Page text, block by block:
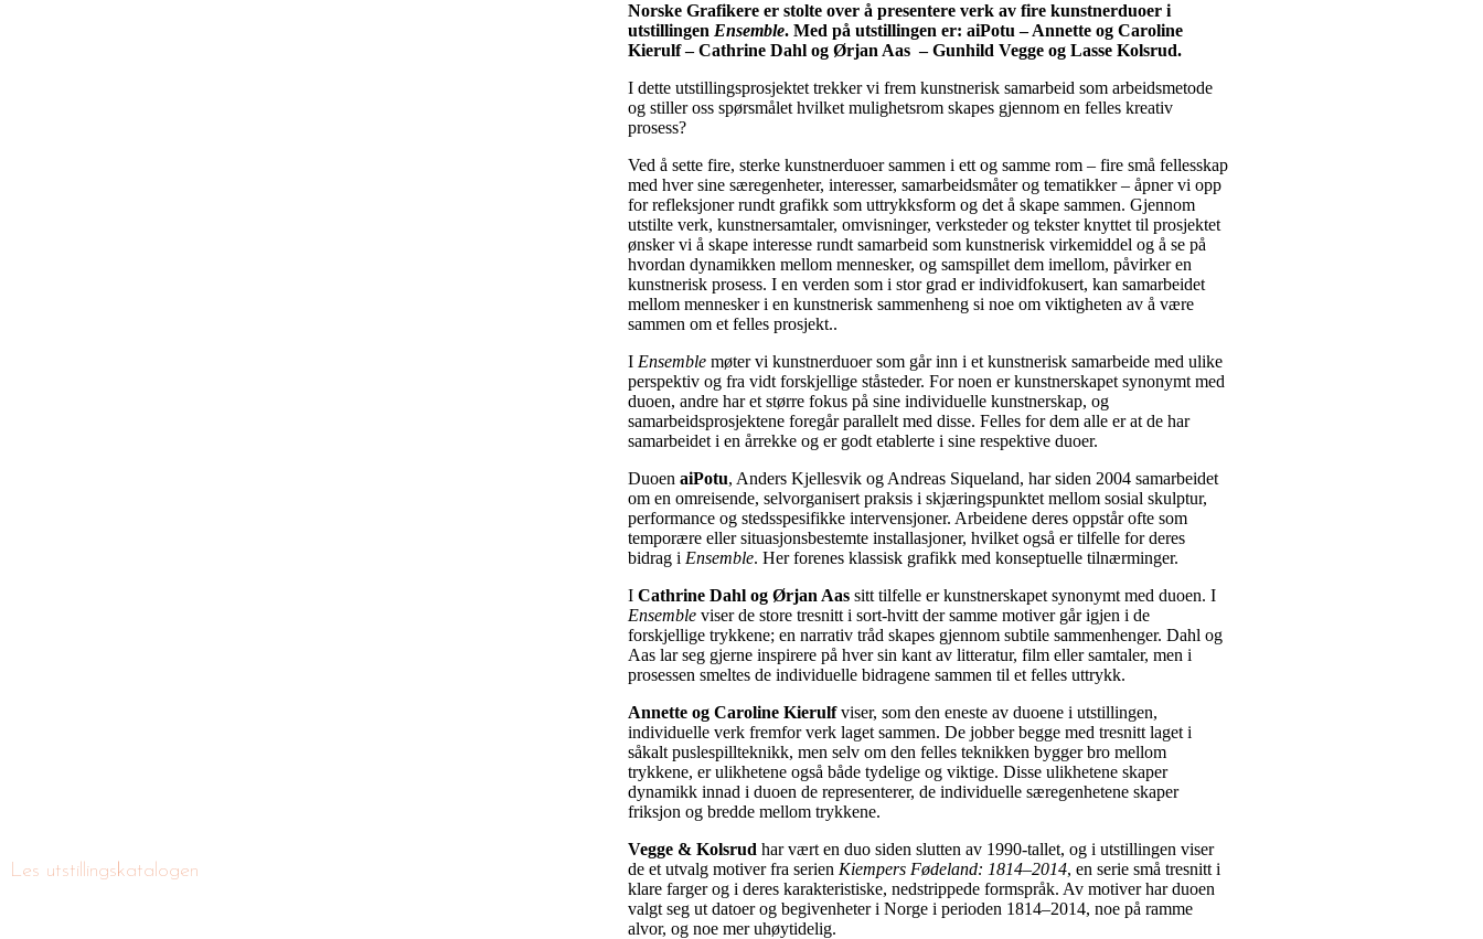
Les utstillingskatalogen
Norske Grafikere er stolte over å presentere verk av fire kunstnerduoer i
utstillingen Ensemble. Med på utstillingen er: aiPotu – Annette og Caroline
Kierulf – Cathrine Dahl og Ørjan Aas – Gunhild Vegge og Lasse Kolsrud.
I dette utstillingsprosjektet trekker vi frem kunstnerisk samarbeid som arbeidsmetode
og stiller oss spørsmålet hvilket mulighetsrom skapes gjennom en felles kreativ
prosess?
Ved å sette fire, sterke kunstnerduoer sammen i ett og samme rom – fire små fellesskap
med hver sine særegenheter, interesser, samarbeidsmåter og tematikker – åpner vi opp
for refleksjoner rundt grafikk som uttrykksform og det å skape sammen. Gjennom
utstilte verk, kunstnersamtaler, omvisninger, verksteder og tekster knyttet til prosjektet
ønsker vi å skape interesse rundt samarbeid som kunstnerisk virkemiddel og å se på
hvordan dynamikken mellom mennesker, og samspillet dem imellom, påvirker en
kunstnerisk prosess. I en verden som i stor grad er individfokusert, kan samarbeidet
mellom mennesker i en kunstnerisk sammenheng si noe om viktigheten av å være
sammen om et felles prosjekt..
I Ensemblemøter vi kunstnerduoer som går inn i et kunstnerisk samarbeide med ulike
perspektiv og fra vidt forskjellige ståsteder. For noen er kunstnerskapet synonymt med
duoen, andre har et større fokus på sine individuelle kunstnerskap, og
samarbeidsprosjektene foregår parallelt med disse. Felles for dem alle er at de har
samarbeidet i en årrekke og er godt etablerte i sine respektive duoer.
Duoen aiPotu, Anders Kjellesvik og Andreas Siqueland, har siden 2004 samarbeidet
om en omreisende, selvorganisert praksis i skjæringspunktet mellom sosial skulptur,
performance og stedsspesifikke intervensjoner. Arbeidene deres oppstår ofte som
temporære eller situasjonsbestemte installasjoner, hvilket også er tilfelle for deres
bidrag i Ensemble. Her forenes klassisk grafikk med konseptuelle tilnærminger.
I Cathrine Dahl og Ørjan Aassitt tilfelle er kunstnerskapet synonymt med duoen. I
Ensembleviser de store tresnitt i sort-hvitt der samme motiver går igjen i de
forskjellige trykkene; en narrativ tråd skapes gjennom subtile sammenhenger. Dahl og
Aas lar seg gjerne inspirere på hver sin kant av litteratur, film eller samtaler, men i
prosessen smeltes de individuelle bidragene sammen til et felles uttrykk.
Annette og Caroline Kierulfviser, som den eneste av duoene i utstillingen,
individuelle verk fremfor verk laget sammen. De jobber begge med tresnitt laget i
såkalt puslespillteknikk, men selv om den felles teknikken bygger bro mellom
trykkene, er ulikhetene også både tydelige og viktige. Disse ulikhetene skaper
dynamikk innad i duoen de representerer, de individuelle særegenhetene skaper
friksjon og bredde mellom trykkene.
Vegge & Kolsrud har vært en duo siden slutten av 1990-tallet, og i utstillingen viser
de et utvalg motiver fra serien Kiempers Fødeland: 1814–2014, en serie små tresnitt i
klare farger og i deres karakteristiske, nedstrippede formspråk. Av motiver har duoen
valgt seg ut datoer og begivenheter i Norge i perioden 1814–2014, noe på ramme
alvor, og noe mer uhøytidelig.